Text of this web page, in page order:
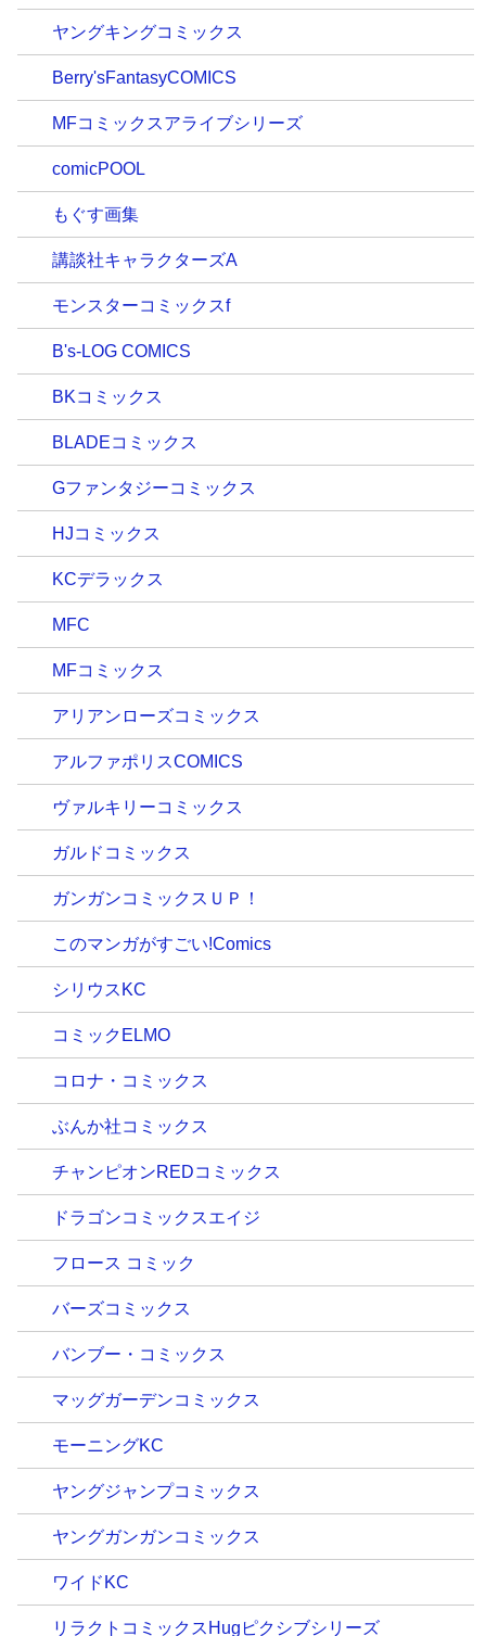
ヤングキングコミックス
Berry'sFantasyCOMICS
MFコミックスアライブシリーズ
comicPOOL
もぐす画集
講談社キャラクターズA
モンスターコミックスf
B's-LOG COMICS
BKコミックス
BLADEコミックス
Gファンタジーコミックス
HJコミックス
KCデラックス
MFC
MFコミックス
アリアンローズコミックス
アルファポリスCOMICS
ヴァルキリーコミックス
ガルドコミックス
ガンガンコミックスＵＰ！
このマンガがすごい!Comics
シリウスKC
コミックELMO
コロナ・コミックス
ぶんか社コミックス
チャンピオンREDコミックス
ドラゴンコミックスエイジ
フロース コミック
バーズコミックス
バンブー・コミックス
マッグガーデンコミックス
モーニングKC
ヤングジャンプコミックス
ヤングガンガンコミックス
ワイドKC
リラクトコミックスHugピクシブシリーズ